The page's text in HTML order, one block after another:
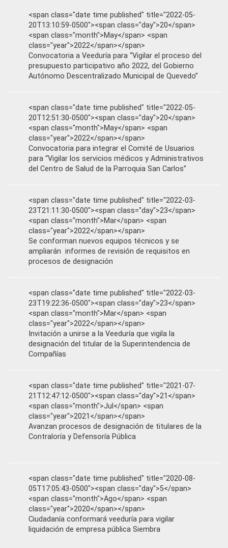
<span class="date time published" title="2022-05-
20T13:10:59-0500"><span class="day">20</span>
<span class="month">May</span> <span
class="year">2022</span></span>
Convocatoria a Veeduría para “Vigilar el proceso del
presupuesto participativo año 2022, del Gobierno
Autónomo Descentralizado Municipal de Quevedo”
<span class="date time published" title="2022-05-
20T12:51:30-0500"><span class="day">20</span>
<span class="month">May</span> <span
class="year">2022</span></span>
Convocatoria para integrar el Comité de Usuarios
para “Vigilar los servicios médicos y Administrativos
del Centro de Salud de la Parroquia San Carlos”
<span class="date time published" title="2022-03-
23T21:11:30-0500"><span class="day">23</span>
<span class="month">Mar</span> <span
class="year">2022</span></span>
Se conforman nuevos equipos técnicos y se
ampliarán informes de revisión de requisitos en
procesos de designación
<span class="date time published" title="2022-03-
23T19:22:36-0500"><span class="day">23</span>
<span class="month">Mar</span> <span
class="year">2022</span></span>
Invitación a unirse a la Veeduría que vigila la
designación del titular de la Superintendencia de
Compañías
<span class="date time published" title="2021-07-
21T12:47:12-0500"><span class="day">21</span>
<span class="month">Jul</span> <span
class="year">2021</span></span>
Avanzan procesos de designación de titulares de la
Contraloría y Defensoría Pública
<span class="date time published" title="2020-08-
05T17:05:43-0500"><span class="day">5</span>
<span class="month">Ago</span> <span
class="year">2020</span></span>
Ciudadanía conformará veeduría para vigilar
liquidación de empresa pública Siembra